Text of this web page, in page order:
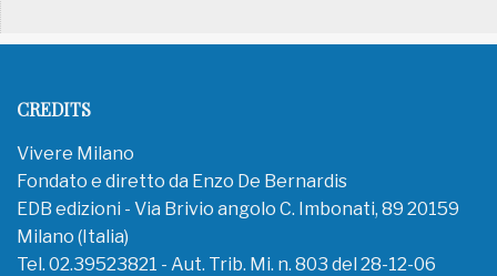
CREDITS
Vivere Milano
Fondato e diretto da Enzo De Bernardis
EDB edizioni - Via Brivio angolo C. Imbonati, 89 20159
Milano (Italia)
Tel. 02.39523821 - Aut. Trib. Mi. n. 803 del 28-12-06